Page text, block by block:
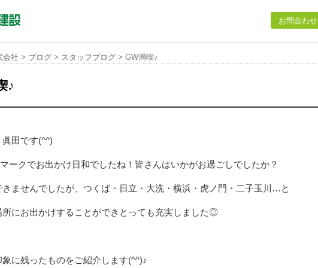
式会社
お問合わせ
会社 > ブログ > スタッフブログ > GW満喫♪
♪
眞田です(^^)
ークでお出かけ日和でしたね！皆さんはいかがお過ごしでしたか？
きませんでしたが、つくば・日立・大洗・横浜・虎ノ門・二子玉川…と
所にお出かけすることができとっても充実しました◎
に残ったものをご紹介します(^^)♪